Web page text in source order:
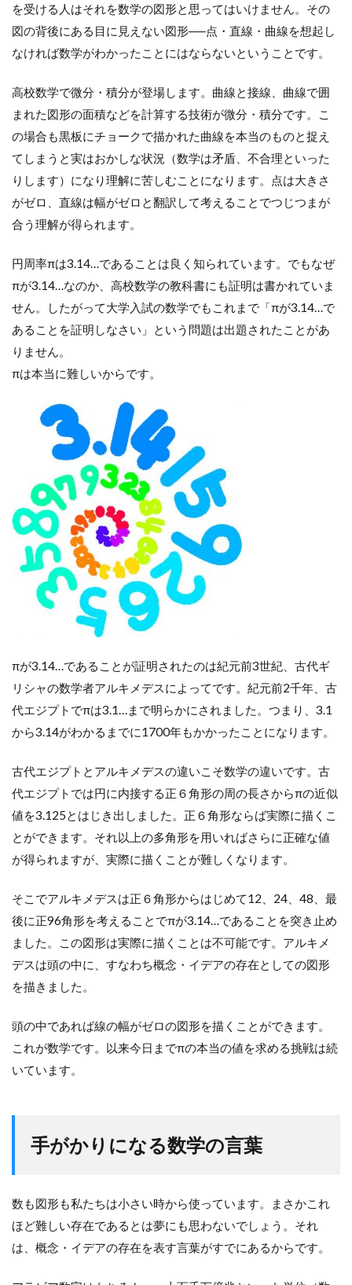
を受ける人はそれを数学の図形と思ってはいけません。その
図の背後にある目に見えない図形──点・直線・曲線を想起し
なければ数学がわかったことにはならないということです。
高校数学で微分・積分が登場します。曲線と接線、曲線で囲
まれた図形の面積などを計算する技術が微分・積分です。こ
の場合も黒板にチョークで描かれた曲線を本当のものと捉え
てしまうと実はおかしな状況（数学は矛盾、不合理といった
りします）になり理解に苦しむことになります。点は大きさ
がゼロ、直線は幅がゼロと翻訳して考えることでつじつまが
合う理解が得られます。
円周率πは3.14…であることは良く知られています。でもなぜ
πが3.14…なのか、高校数学の教科書にも証明は書かれていま
せん。したがって大学入試の数学でもこれまで「πが3.14…で
あることを証明しなさい」という問題は出題されたことがあ
りません。
πは本当に難しいからです。
πが3.14…であることが証明されたのは紀元前3世紀、古代ギ
リシャの数学者アルキメデスによってです。紀元前2千年、古
代エジプトでπは3.1…まで明らかにされました。つまり、3.1
から3.14がわかるまでに1700年もかかったことになります。
古代エジプトとアルキメデスの違いこそ数学の違いです。古
代エジプトでは円に内接する正６角形の周の長さからπの近似
値を3.125とはじき出しました。正６角形ならば実際に描くこ
とができます。それ以上の多角形を用いればさらに正確な値
が得られますが、実際に描くことが難しくなります。
そこでアルキメデスは正６角形からはじめて12、24、48、最
後に正96角形を考えることでπが3.14…であることを突き止め
ました。この図形は実際に描くことは不可能です。アルキメ
デスは頭の中に、すなわち概念・イデアの存在としての図形
を描きました。
頭の中であれば線の幅がゼロの図形を描くことができます。
これが数学です。以来今日までπの本当の値を求める挑戦は続
いています。
手がかりになる数学の言葉
数も図形も私たちは小さい時から使っています。まさかこれ
ほど難しい存在であるとは夢にも思わないでしょう。それ
は、概念・イデアの存在を表す言葉がすでにあるからです。